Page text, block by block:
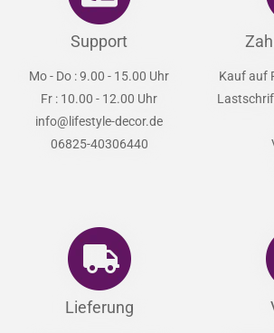
Support
Mo - Do : 9.00 - 15.00 Uhr
Fr : 10.00 - 12.00 Uhr
info@lifestyle-decor.de
06825-40306440
Kauf auf
Lieferung